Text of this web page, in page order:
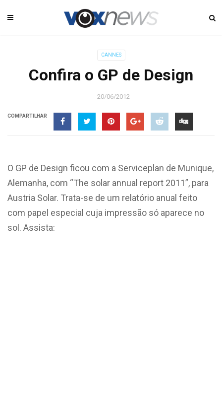
CANNES
Confira o GP de Design
20/06/2012
COMPARTILHAR
O GP de Design ficou com a Serviceplan de Munique,
Alemanha, com “The solar annual report 2011”, para
Austria Solar. Trata-se de um relatório anual feito
com papel especial cuja impressão só aparece no
sol. Assista: